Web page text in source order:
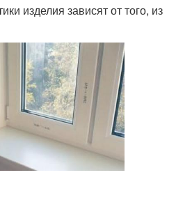
изделия зависят от того, из